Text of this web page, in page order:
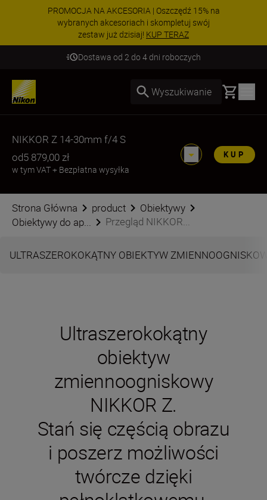
PROMOCJA NA AKCESORIA | Oszczędź 15% na
wybranych akcesoriach i skompletuj swój
zestaw już dzisiaj! KUP TERAZ
Dostawa od 2 do 4 dni roboczych
Wyszukiwanie Basket
NIKKOR Z 14-30mm f/4 S
od5 879,00 zł
w tym VAT+ Bezpłatna wysyłka
KUP
Strona Główna product
Obiektywy
Obiektywy do ap...
Przegląd NIKKOR...
ULTRASZEROKOKĄTNY OBIEKTYW
Ultraszerokokątny
obiektyw
zmiennoogniskowy
NIKKOR Z.
Stań się częścią obrazu
i poszerz możliwości
twórcze dzięki